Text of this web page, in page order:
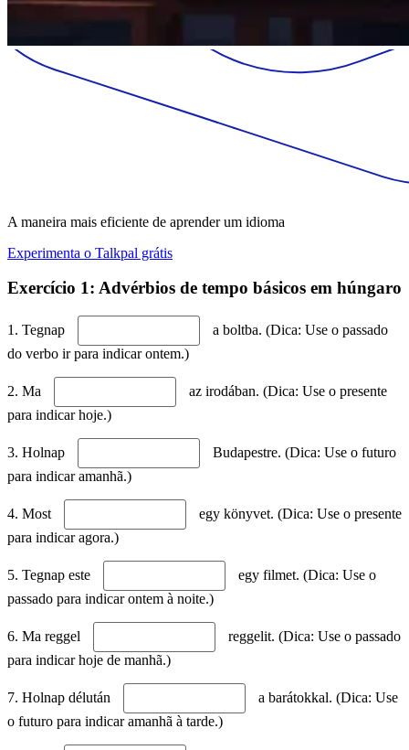
A maneira mais eficiente de aprender um idioma
Experimenta o Talkpal grátis
Exercício 1: Advérbios de tempo básicos em húngaro
1. Tegnap
a boltba. (Dica: Use o passado
do verbo ir para indicar ontem.)
2. Ma
az irodában. (Dica: Use o presente
para indicar hoje.)
3. Holnap
Budapestre. (Dica: Use o futuro
para indicar amanhã.)
4. Most
egy könyvet. (Dica: Use o presente
para indicar agora.)
5. Tegnap este
egy filmet. (Dica: Use o
passado para indicar ontem à noite.)
6. Ma reggel
reggelit. (Dica: Use o passado
para indicar hoje de manhã.)
7. Holnap délután
a barátokkal. (Dica: Use
o futuro para indicar amanhã à tarde.)